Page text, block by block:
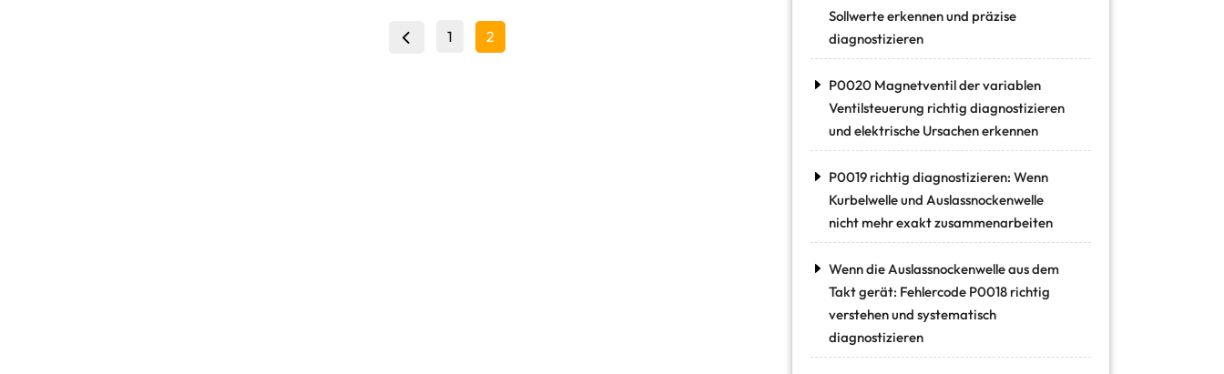
Seitennummerierung
Page
1 Page
2
Sollwerte erkennen und präzise
diagnostizieren
P0020 Magnetventil der variablen
Ventilsteuerung richtig diagnostizieren
und elektrische Ursachen erkennen
P0019 richtig diagnostizieren: Wenn
Kurbelwelle und Auslassnockenwelle
nicht mehr exakt zusammenarbeiten
Wenn die Auslassnockenwelle aus dem
Takt gerät: Fehlercode P0018 richtig
verstehen und systematisch
diagnostizieren